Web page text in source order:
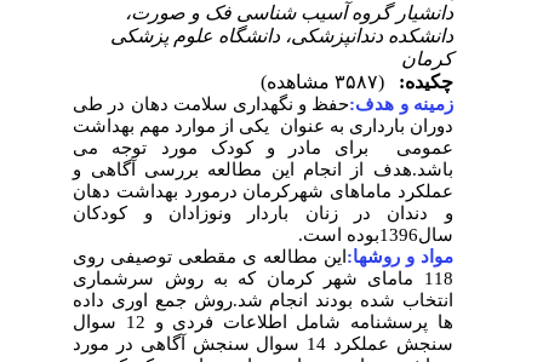
دانشیار گروه آسیب شناسی فک و صورت،
دانشکده دندانپزشکی، دانشگاه علوم پزشکی
کرمان
چکیده:
زمینه و هدف:حفظ و نگهداری سلامت دهان در طی
دوران بارداری به عنوان یکی از موارد مهم بهداشت
عمومی برای مادر و کودک مورد توجه می
باشد.هدف از انجام این مطالعه بررسی آگاهی و
عملکرد ماماهای شهرکرمان درمورد بهداشت دهان
و دندان در زنان باردار ونوزادان و کودکان
سال1396بوده است.
مواد و روشها:این مطالعه ی مقطعی توصیفی روی
118 مامای شهر کرمان که به روش سرشماری
انتخاب شده بودند انجام شد.روش جمع اوری داده
ها پرسشنامه شامل اطلاعات فردی و 12 سوال
سنجش عملکرد 14 سوال سنجش آگاهی در مورد